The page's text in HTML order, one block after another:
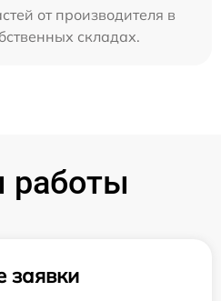
от производителя в
складах.
работы
заявки